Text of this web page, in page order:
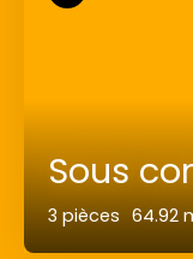
Sous
3 pièces 64.92